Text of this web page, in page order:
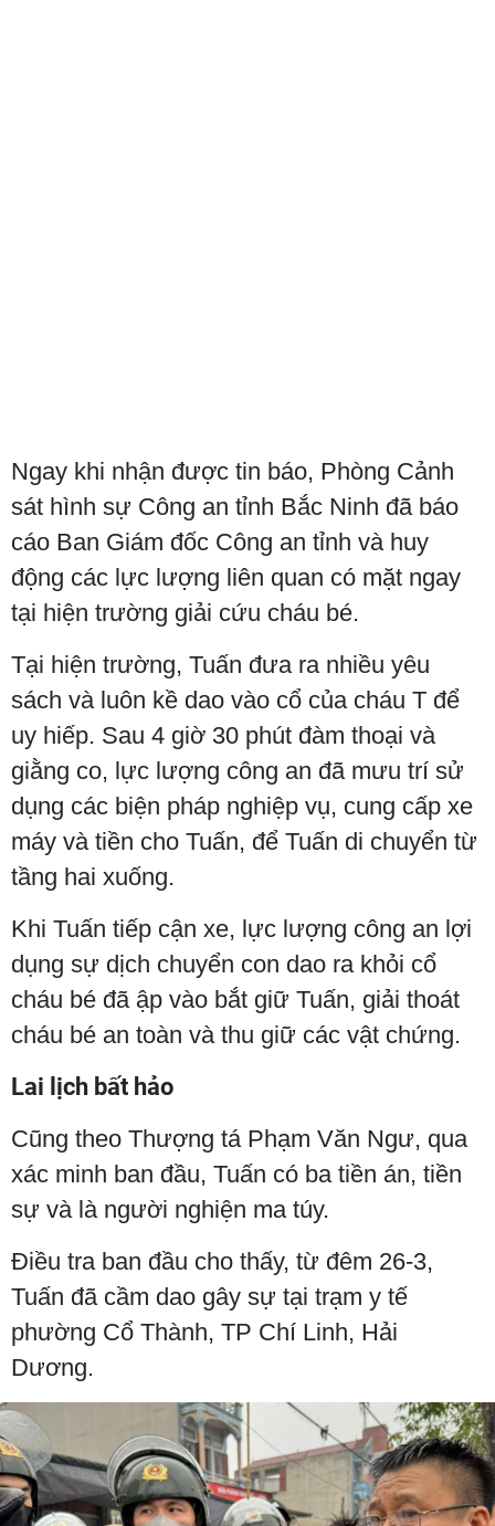
Ngay khi nhận được tin báo, Phòng Cảnh
sát hình sự Công an tỉnh Bắc Ninh đã báo
cáo Ban Giám đốc Công an tỉnh và huy
động các lực lượng liên quan có mặt ngay
tại hiện trường giải cứu cháu bé.
Tại hiện trường, Tuấn đưa ra nhiều yêu
sách và luôn kề dao vào cổ của cháu T để
uy hiếp. Sau 4 giờ 30 phút đàm thoại và
giằng co, lực lượng công an đã mưu trí sử
dụng các biện pháp nghiệp vụ, cung cấp xe
máy và tiền cho Tuấn, để Tuấn di chuyển từ
tầng hai xuống.
Khi Tuấn tiếp cận xe, lực lượng công an lợi
dụng sự dịch chuyển con dao ra khỏi cổ
cháu bé đã ập vào bắt giữ Tuấn, giải thoát
cháu bé an toàn và thu giữ các vật chứng.
Lai lịch bất hảo
Cũng theo Thượng tá Phạm Văn Ngư, qua
xác minh ban đầu, Tuấn có ba tiền án, tiền
sự và là người nghiện ma túy.
Điều tra ban đầu cho thấy, từ đêm 26-3,
Tuấn đã cầm dao gây sự tại trạm y tế
phường Cổ Thành, TP Chí Linh, Hải
Dương.